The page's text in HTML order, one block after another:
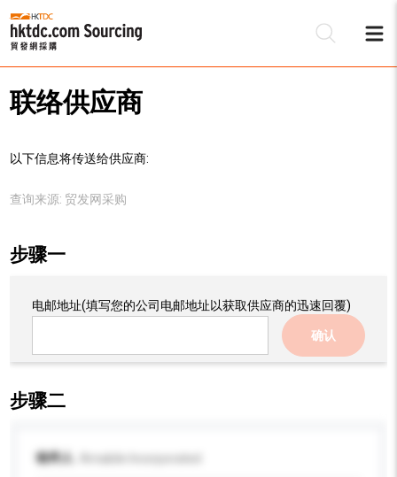
联络供应商
以下信息将传送给供应商:
查询来源: 贸发网采购
步骤一
电邮地址(填写您的公司电邮地址以获取供应商的迅速回覆)
确认
步骤二
收件人